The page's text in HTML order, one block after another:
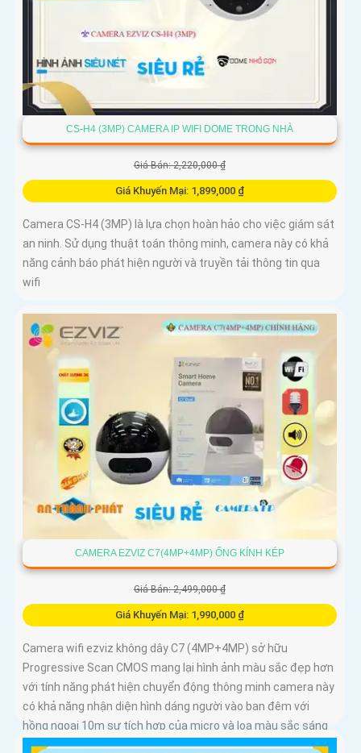
CS-H4 (3MP) CAMERA IP WIFI DOME TRONG NHÀ
Giá Bán: 2,220,000 ₫
Giá Khuyến Mại: 1,899,000 ₫
Camera CS-H4 (3MP) là lựa chọn hoàn hảo cho việc giám sát
an ninh. Sử dụng thuật toán thông minh, camera này có khả
năng cảnh báo phát hiện người và truyền tải thông tin qua
wifi
CAMERA EZVIZ C7(4MP+4MP) ỐNG KÍNH KÉP
Giá Bán: 2,499,000 ₫
Giá Khuyến Mại: 1,990,000 ₫
Camera wifi ezviz không dây C7 (4MP+4MP) sở hữu
Progressive Scan CMOS mang lại hình ảnh màu sắc đẹp hơn
với tính năng phát hiện chuyển động thông minh camera này
có khả năng nhận diện hình dáng người vào ban đêm với
hồng ngoại 10m sự tích hợp của micro và loa màu sắc sáng
đẹp 8.0 MP giúp phân biệt người một cách chính xác công